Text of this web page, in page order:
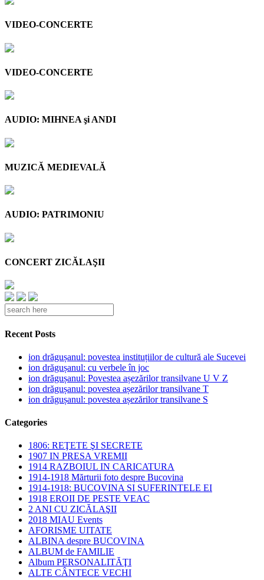
VIDEO-CONCERTE
VIDEO-CONCERTE
AUDIO: MIHNEA şi ANDI
MUZICĂ MEDIEVALĂ
AUDIO: PATRIMONIU
CONCERT ZICĂLAŞII
Recent Posts
ion drăgușanul: povestea instituțiilor de cultură ale Sucevei
ion drăgușanul: cu verbele în joc
ion drăgușanul: Povestea așezărilor transilvane U V Z
ion drăgușanul: povestea așezărilor transilvane T
ion drăgușanul: povestea așezărilor transilvane S
Categories
1806: REŢETE ŞI SECRETE
1907 IN PRESA VREMII
1914 RAZBOIUL IN CARICATURA
1914-1918 Mărturii foto despre Bucovina
1914-1918: BUCOVINA SI SUFERINTELE EI
1918 EROII DE PESTE VEAC
2 ANI CU ZICĂLAŞII
2018 MIAU Events
AFORISME UITATE
ALBINA despre BUCOVINA
ALBUM de FAMILIE
Album PERSONALITĂŢI
ALTE CÂNTECE VECHI